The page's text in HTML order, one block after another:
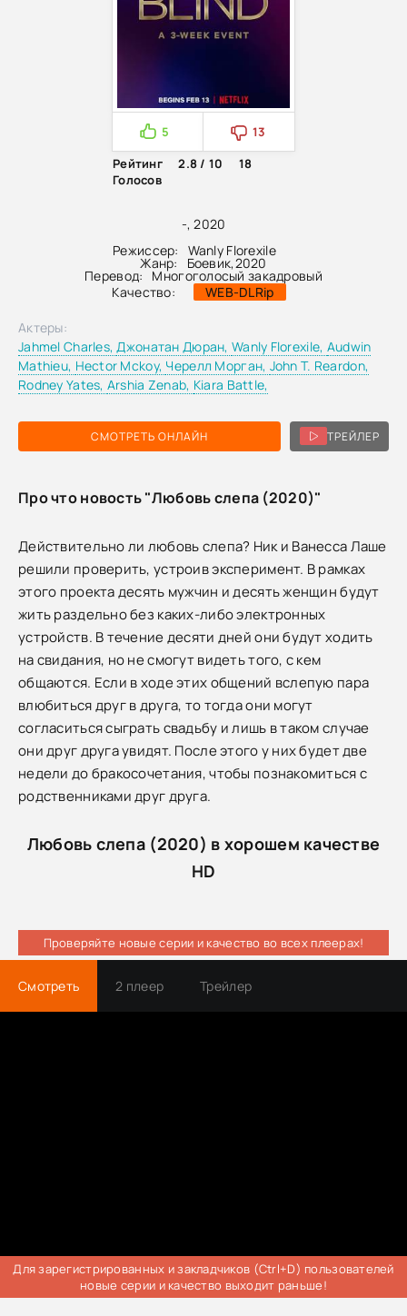
-, 2020
Режиссер:
Wanly Florexile
Жанр: Боевик,2020
Перевод:
Многоголосый закадровый
Качество:
WEB-DLRip
5
13
Рейтинг
2.8 / 10
18
Голосов
СМОТРЕТЬ ОНЛАЙН ТРЕЙЛЕР
Актеры:
Jahmel Charles,Джонатан Дюран, Wanly Florexile, Audwin
Mathieu, Hector Mckoy, Черелл Морган, John T. Reardon,
Rodney Yates, Arshia Zenab, Kiara Battle,
Про что новость "Любовь слепа (2020)"
Действительно ли любовь слепа? Ник и Ванесса Лаше
решили проверить, устроив эксперимент. В рамках
этого проекта десять мужчин и десять женщин будут
жить раздельно без каких-либо электронных
устройств. В течение десяти дней они будут ходить
на свидания, но не смогут видеть того, с кем
общаются. Если в ходе этих общений вслепую пара
влюбиться друг в друга, то тогда они могут
согласиться сыграть свадьбу и лишь в таком случае
они друг друга увидят. После этого у них будет две
недели до бракосочетания, чтобы познакомиться с
родственниками друг друга.
Любовь слепа (2020) в хорошем качестве
HD
Проверяйте новые серии и качество во всех плеерах!
Смотреть 2 плеер Трейлер
Для зарегистрированных и закладчиков (Ctrl+D) пользователей
новые серии и качество выходит раньше!